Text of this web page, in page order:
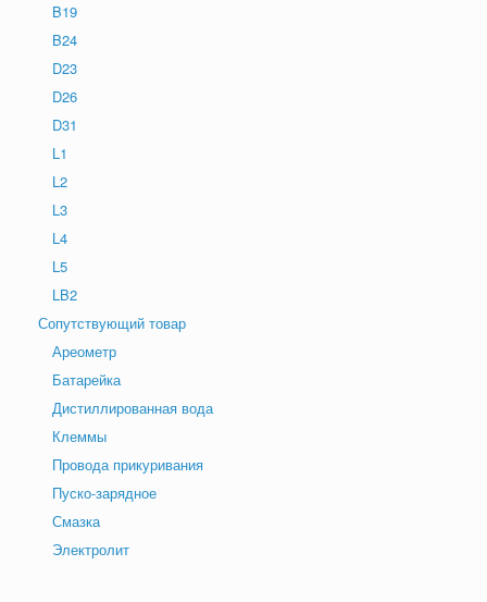
B19
B24
D23
D26
D31
L1
L2
L3
L4
L5
LB2
Сопутствующий товар
Ареометр
Батарейка
Дистиллированная вода
Клеммы
Провода прикуривания
Пуско-зарядное
Смазка
Электролит